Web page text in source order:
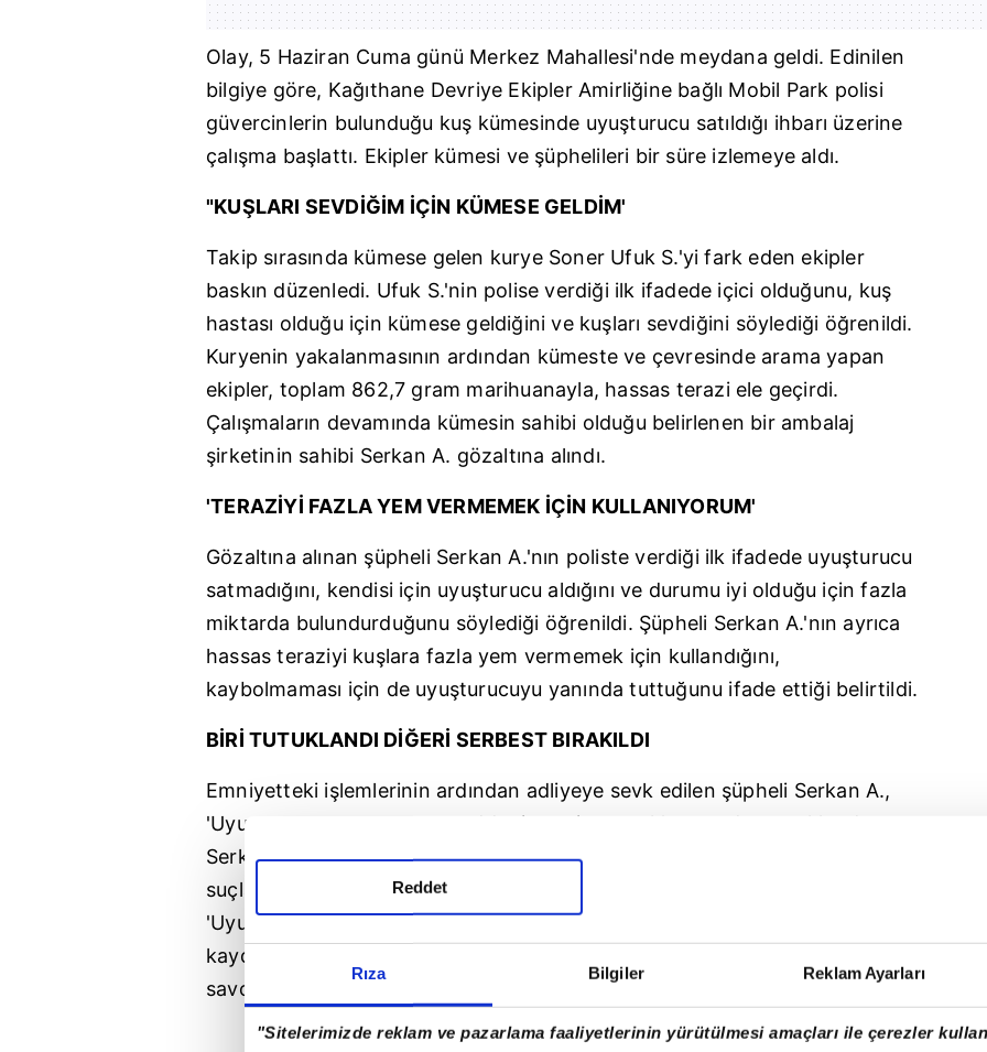
Rıza Bilgiler Reklam Ayarları
"Sitelerimizde reklam ve pazarlama faaliyetlerinin yürütülmesi amaçları ile çerezler
Reddet
Olay, 5 Haziran Cuma günü Merkez Mahallesi'nde meydana geldi. Edinilen
bilgiye göre, Kağıthane Devriye Ekipler Amirliğine bağlı Mobil Park polisi
güvercinlerin bulunduğu kuş kümesinde uyuşturucu satıldığı ihbarı üzerine
çalışma başlattı. Ekipler kümesi ve şüphelileri bir süre izlemeye aldı.
"KUŞLARI SEVDİĞİM İÇİN KÜMESE GELDİM'
Takip sırasında kümese gelen kurye Soner Ufuk S.'yi fark eden ekipler
baskın düzenledi. Ufuk S.'nin polise verdiği ilk ifadede içici olduğunu, kuş
hastası olduğu için kümese geldiğini ve kuşları sevdiğini söylediği öğrenildi.
Kuryenin yakalanmasının ardından kümeste ve çevresinde arama yapan
ekipler, toplam 862,7 gram marihuanayla, hassas terazi ele geçirdi.
Çalışmaların devamında kümesin sahibi olduğu belirlenen bir ambalaj
şirketinin sahibi Serkan A. gözaltına alındı.
'TERAZİYİ FAZLA YEM VERMEMEK İÇİN KULLANIYORUM'
Gözaltına alınan şüpheli Serkan A.'nın poliste verdiği ilk ifadede uyuşturucu
satmadığını, kendisi için uyuşturucu aldığını ve durumu iyi olduğu için fazla
miktarda bulundurduğunu söylediği öğrenildi. Şüpheli Serkan A.'nın ayrıca
hassas teraziyi kuşlara fazla yem vermemek için kullandığını,
kaybolmaması için de uyuşturucuyu yanında tuttuğunu ifade ettiği belirtildi.
BİRİ TUTUKLANDI DİĞERİ SERBEST BIRAKILDI
Emniyetteki işlemlerinin ardından adliyeye sevk edilen şüpheli Serkan A.,
'Uyuşturucu veya uyarıcı madde ticareti yapmak' suçundan tutuklandı.
Serkan A.'nın poliste daha önceden 'Mala zarar verme' ve 'Evden hırsızlık'
suçlarından kaydı bulunduğu öğrenildi. Soner Ufuk S. hakkında ise
'Uyuşturucu madde kullanmak' suçundan işlem yapıldığı, aynı suçtan 3
kaydı bulunduğu bilgisi edinildi. Şüpheli emniyetteki işlemlerinin ardından
savcılık kararıyla serbest bırakıldı.